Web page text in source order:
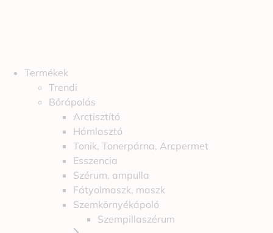
Termékek
Trendi
Bőrápolás
Arctisztító
Hámlasztó
Tonik, Tonerpárna, Arcpermet
Esszencia
Szérum, ampulla
Fátyolmaszk, maszk
Szemkörnyékápoló
Szempillaszérum